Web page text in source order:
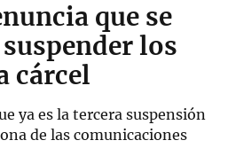
que se
los
cárcel
ya es la tercera suspensión
de las comunicaciones